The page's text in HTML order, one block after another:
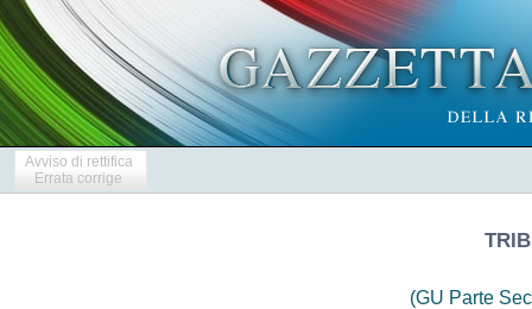
Avviso di rettifica
Errata corrige
(GU Parte